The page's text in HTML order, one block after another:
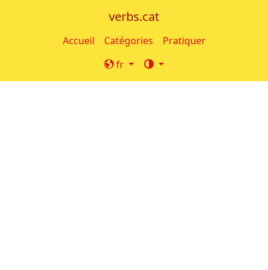
verbs.cat
Accueil Catégories
Pratiquer
fr